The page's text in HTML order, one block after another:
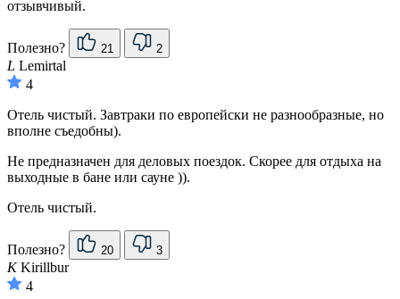
отзывчивый.
Полезно? 21 2
L Lemirtal
4
Отель чистый. Завтраки по европейски не разнообразные, но
вполне съедобны).
Не предназначен для деловых поездок. Скорее для отдыха на
выходные в бане или сауне )).
Отель чистый.
Полезно? 20 3
KKirillbur
4